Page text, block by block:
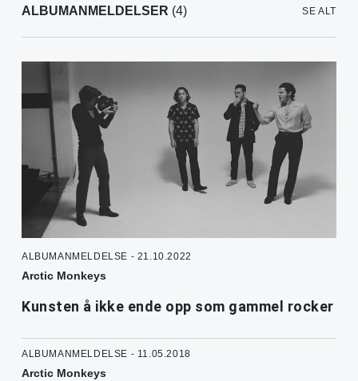
ALBUMANMELDELSER (4) SE ALT
ALBUMANMELDELSE - 21.10.2022
Arctic Monkeys
Kunsten å ikke ende opp som gammel rocker
ALBUMANMELDELSE - 11.05.2018
Arctic Monkeys